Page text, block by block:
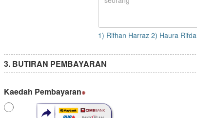
1) Rifhan Harraz 2) Haura
BUTIRAN PEMBAYARAN
Kaedah Pembayaran